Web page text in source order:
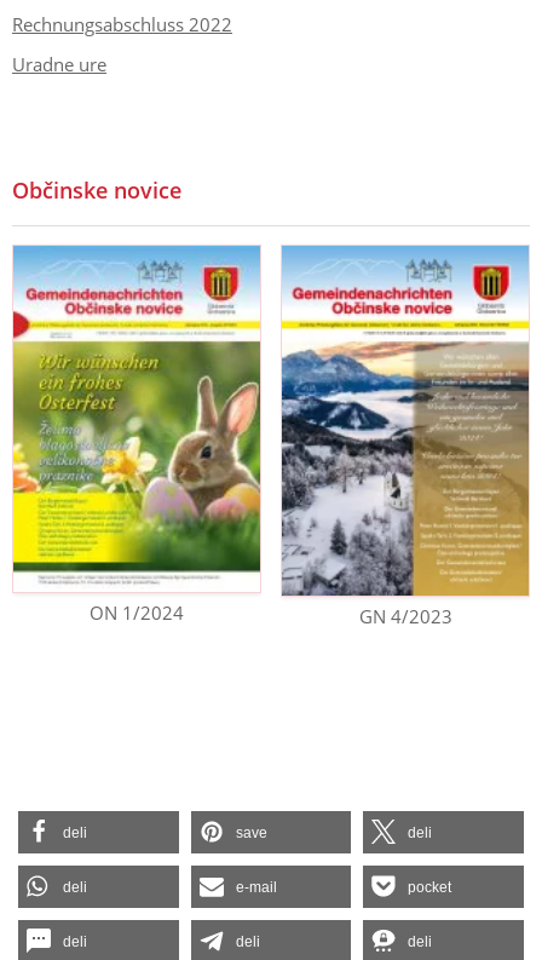
Rechnungsabschluss 2022
Uradne ure
Občinske novice
ON 1/2024 GN 4/2023
deli save deli
deli e-mail pocket
deli deli deli